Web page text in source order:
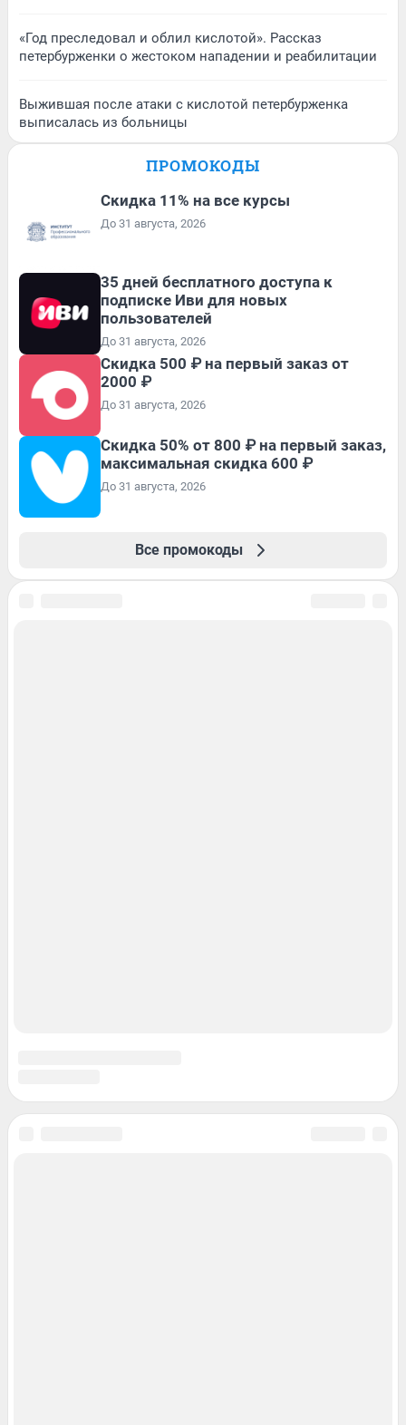
«Год преследовал и облил кислотой». Рассказ
петербурженки о жестоком нападении и реабилитации
Выжившая после атаки с кислотой петербурженка
выписалась из больницы
ПРОМОКОДЫ
Скидка 11% на все курсы
До 31 августа, 2026
35 дней бесплатного доступа к
подписке Иви для новых
пользователей
До 31 августа, 2026
Скидка 500 ₽ на первый заказ от
2000 ₽
До 31 августа, 2026
Скидка 50% от 800 ₽ на первый заказ,
максимальная скидка 600 ₽
До 31 августа, 2026
Все промокоды